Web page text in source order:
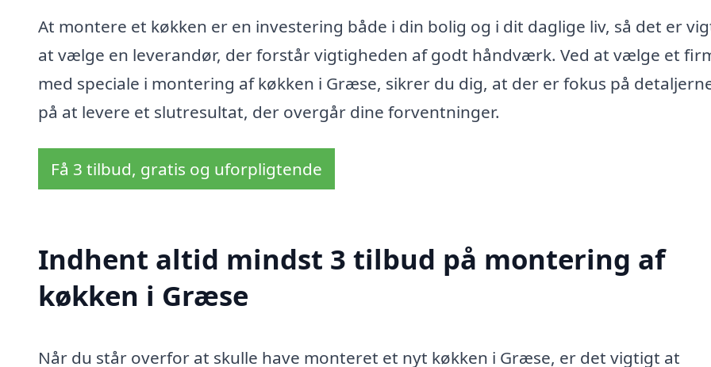
At montere et køkken er en investering både i din bolig og i dit daglige liv, så det er
at vælge en leverandør, der forstår vigtigheden af godt håndværk. Ved at vælge et
med speciale i montering af køkken i Græse, sikrer du dig, at der er fokus på
på at levere et slutresultat, der overgår dine forventninger.
Få 3 tilbud, gratis og uforpligtende
Indhent altid mindst 3 tilbud på montering af
køkken i Græse
Når du står overfor at skulle have monteret et nyt køkken i Græse, er det vigtigt at